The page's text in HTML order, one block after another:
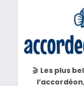
🎬 Les plus